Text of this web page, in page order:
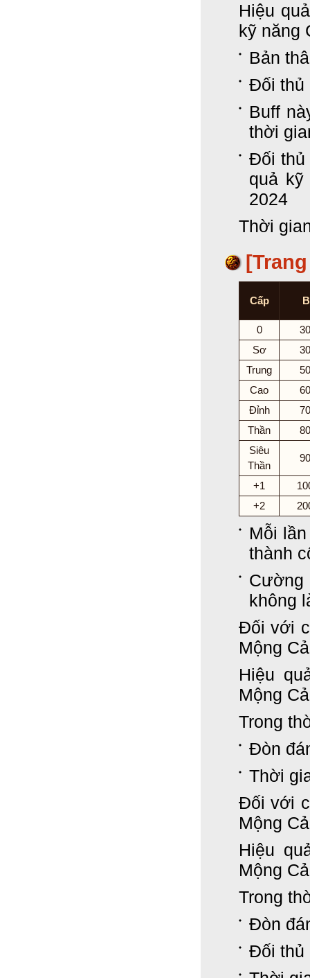
Hiệu
kỹ năng
Bản
Đối thủ
Buff
thời
Đối thủ
quả kỹ
2024
Thời
Cấp
0
Sơ
Trung
Cao
Đỉnh
Thần
Siêu
Thần
+1
+2
Mỗi
thành
không
Đối với
Mộng
Hiệu
Mộng
Trong
Đòn
Thời
Đối với
Mộng
Hiệu
Mộng
Trong
Đòn
Đối thủ